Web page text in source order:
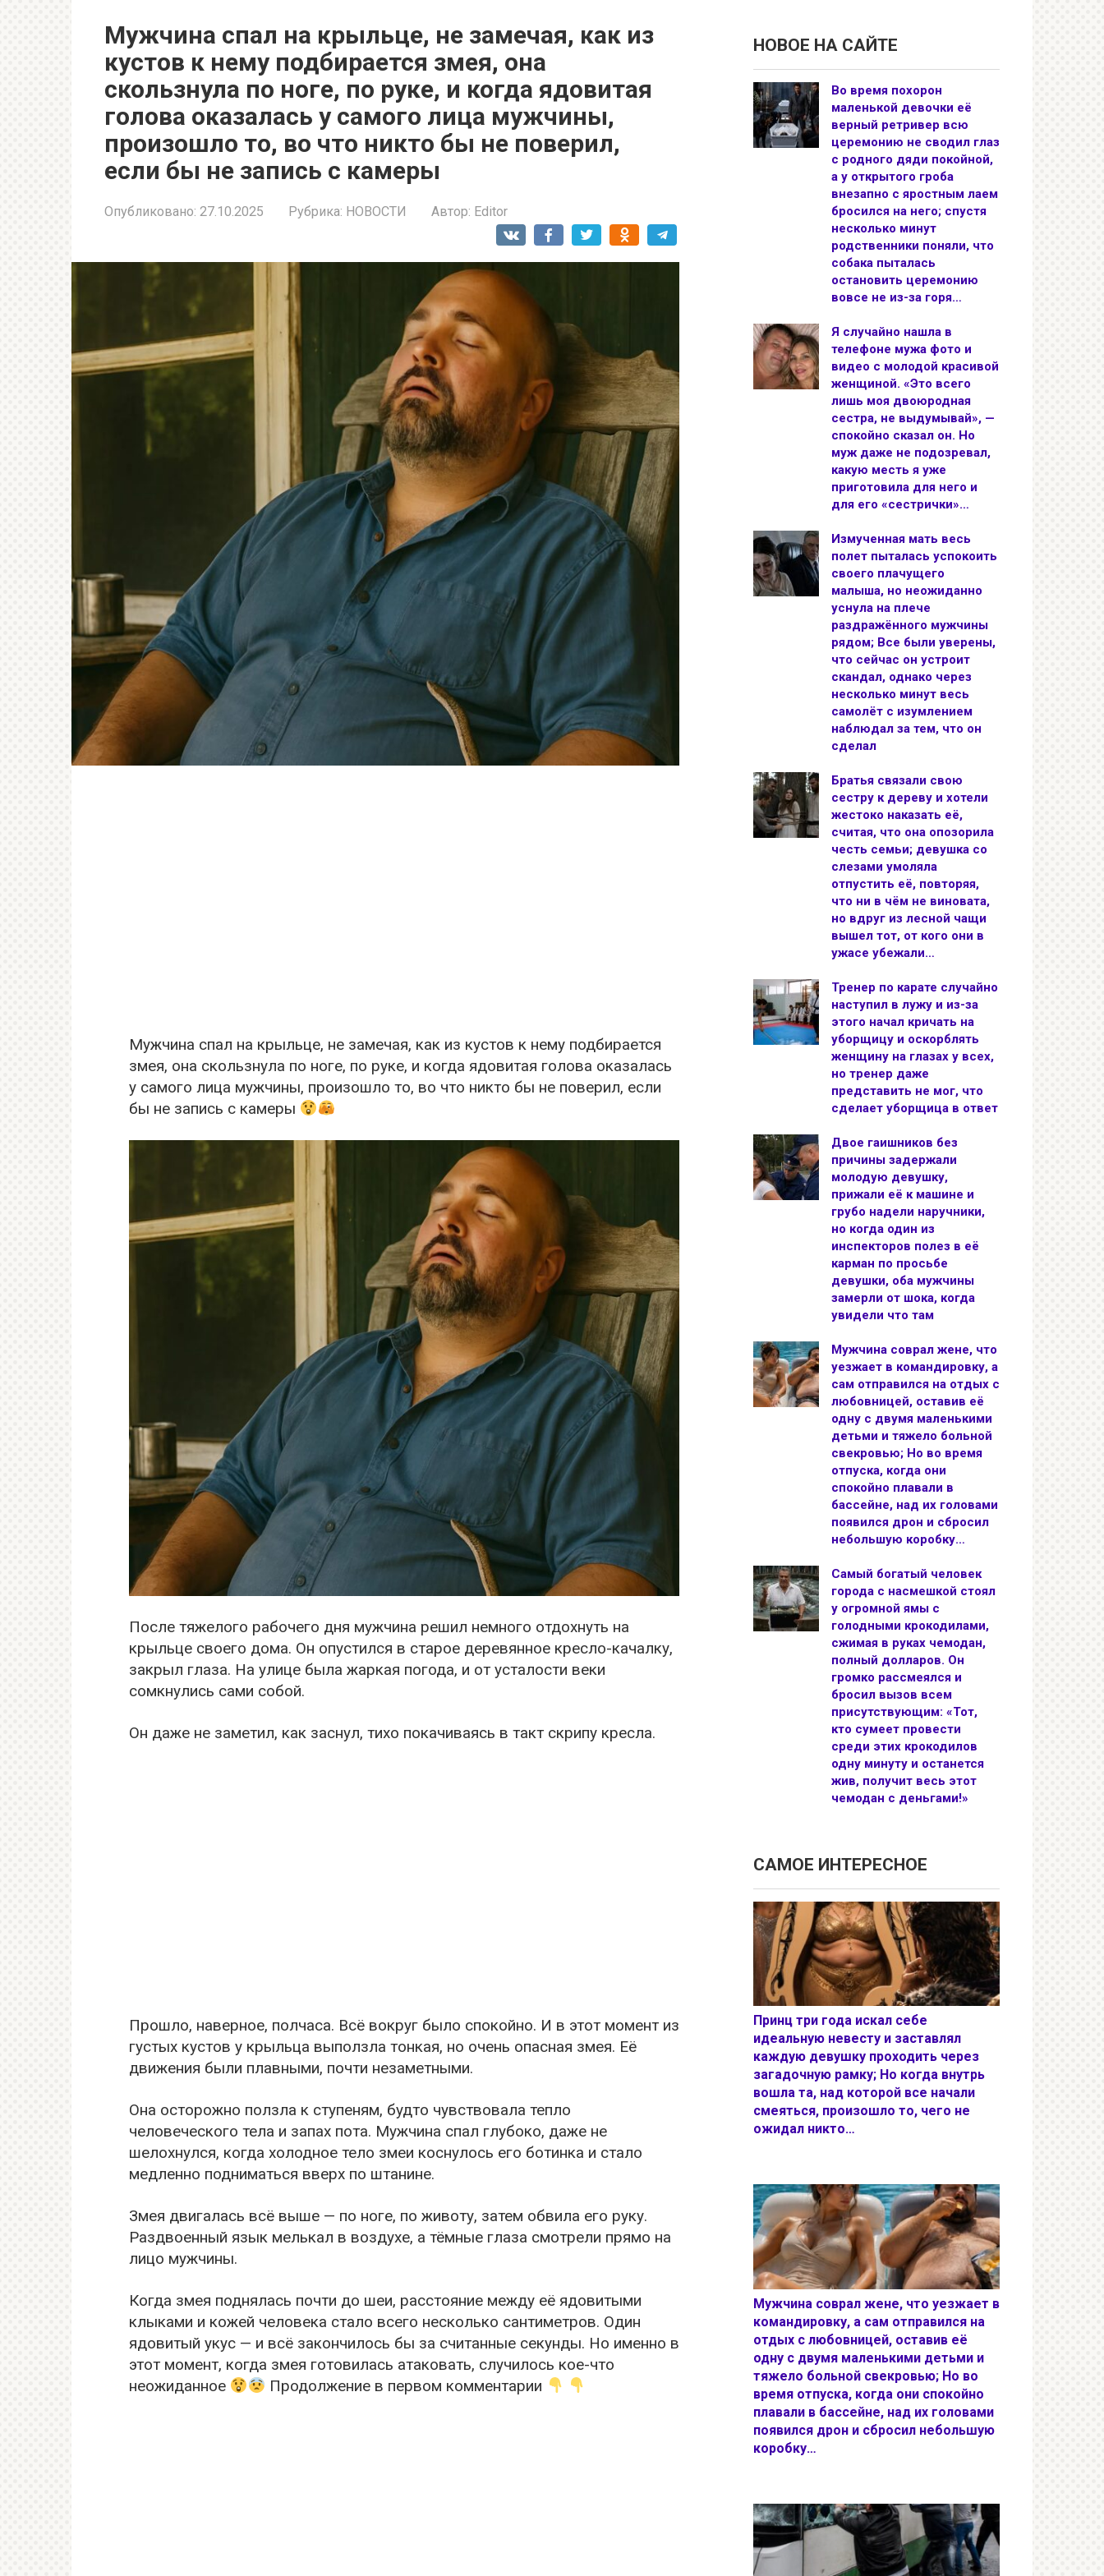
Мужчина спал на крыльце, не замечая, как из
кустов к нему подбирается змея, она
скользнула по ноге, по руке, и когда ядовитая
голова оказалась у самого лица мужчины,
произошло то, во что никто бы не поверил,
если бы не запись с камеры
Опубликовано: 27.10.2025 Рубрика: НОВОСТИ Автор: Editor
Мужчина спал на крыльце, не замечая, как из кустов к нему подбирается
змея, она скользнула по ноге, по руке, и когда ядовитая голова оказалась
у самого лица мужчины, произошло то, во что никто бы не поверил, если
бы не запись с камеры
После тяжелого рабочего дня мужчина решил немного отдохнуть на
крыльце своего дома. Он опустился в старое деревянное кресло-качалку,
закрыл глаза. На улице была жаркая погода, и от усталости веки
сомкнулись сами собой.
Он даже не заметил, как заснул, тихо покачиваясь в такт скрипу кресла.
Прошло, наверное, полчаса. Всё вокруг было спокойно. И в этот момент из
густых кустов у крыльца выползла тонкая, но очень опасная змея. Её
движения были плавными, почти незаметными.
Она осторожно ползла к ступеням, будто чувствовала тепло
человеческого тела и запах пота. Мужчина спал глубоко, даже не
шелохнулся, когда холодное тело змеи коснулось его ботинка и стало
медленно подниматься вверх по штанине.
Змея двигалась всё выше — по ноге, по животу, затем обвила его руку.
Раздвоенный язык мелькал в воздухе, а тёмные глаза смотрели прямо на
лицо мужчины.
Когда змея поднялась почти до шеи, расстояние между её ядовитыми
клыками и кожей человека стало всего несколько сантиметров. Один
ядовитый укус — и всё закончилось бы за считанные секунды. Но именно в
этот момент, когда змея готовилась атаковать, случилось кое-что
неожиданное
Продолжение в первом комментарии
НОВОЕ НА САЙТЕ
Во время похорон
маленькой девочки её
верный ретривер всю
церемонию не сводил глаз
с родного дяди покойной,
а у открытого гроба
внезапно с яростным лаем
бросился на него; спустя
несколько минут
родственники поняли, что
собака пыталась
остановить церемонию
вовсе не из-за горя…
Я случайно нашла в
телефоне мужа фото и
видео с молодой красивой
женщиной. «Это всего
лишь моя двоюродная
сестра, не выдумывай», —
спокойно сказал он. Но
муж даже не подозревал,
какую месть я уже
приготовила для него и
для его «сестрички»…
Измученная мать весь
полет пыталась успокоить
своего плачущего
малыша, но неожиданно
уснула на плече
раздражённого мужчины
рядом; Все были уверены,
что сейчас он устроит
скандал, однако через
несколько минут весь
самолёт с изумлением
наблюдал за тем, что он
сделал
Братья связали свою
сестру к дереву и хотели
жестоко наказать её,
считая, что она опозорила
честь семьи; девушка со
слезами умоляла
отпустить её, повторяя,
что ни в чём не виновата,
но вдруг из лесной чащи
вышел тот, от кого они в
ужасе убежали…
Тренер по карате случайно
наступил в лужу и из-за
этого начал кричать на
уборщицу и оскорблять
женщину на глазах у всех,
но тренер даже
представить не мог, что
сделает уборщица в ответ
Двое гаишников без
причины задержали
молодую девушку,
прижали её к машине и
грубо надели наручники,
но когда один из
инспекторов полез в её
карман по просьбе
девушки, оба мужчины
замерли от шока, когда
увидели что там
Мужчина соврал жене, что
уезжает в командировку, а
сам отправился на отдых с
любовницей, оставив её
одну с двумя маленькими
детьми и тяжело больной
свекровью; Но во время
отпуска, когда они
спокойно плавали в
бассейне, над их головами
появился дрон и сбросил
небольшую коробку…
Самый богатый человек
города с насмешкой стоял
у огромной ямы с
голодными крокодилами,
сжимая в руках чемодан,
полный долларов. Он
громко рассмеялся и
бросил вызов всем
присутствующим: «Тот,
кто сумеет провести
среди этих крокодилов
одну минуту и останется
жив, получит весь этот
чемодан с деньгами!»
САМОЕ ИНТЕРЕСНОЕ
Принц три года искал себе
идеальную невесту и заставлял
каждую девушку проходить через
загадочную рамку; Но когда внутрь
вошла та, над которой все начали
смеяться, произошло то, чего не
ожидал никто…
Мужчина соврал жене, что уезжает в
командировку, а сам отправился на
отдых с любовницей, оставив её
одну с двумя маленькими детьми и
тяжело больной свекровью; Но во
время отпуска, когда они спокойно
плавали в бассейне, над их головами
появился дрон и сбросил небольшую
коробку…